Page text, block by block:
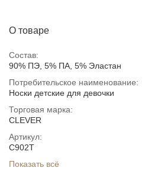
О товаре
Состав:
90% ПЭ, 5% ПА, 5% Эластан
Потребительское наименование:
Носки детские для девочки
Торговая марка:
CLEVER
Артикул:
С902Т
Показать всё